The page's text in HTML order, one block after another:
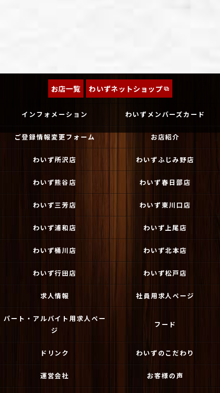
お店一覧 わいずネットショップ
インフォメーション わいずメンバーズカード
ご登録情報変更フォーム お店紹介
わいず所沢店 わいずふじみ野店
わいず熊谷店 わいず春日部店
わいず三芳店 わいず東川口店
わいず浦和店 わいず上尾店
わいず桶川店 わいず北本店
わいず行田店 わいず松戸店
求人情報 社員用求人ページ
パート・アルバイト用求人ペー
ジ
フード
ドリンク わいずのこだわり
運営会社 お客様の声